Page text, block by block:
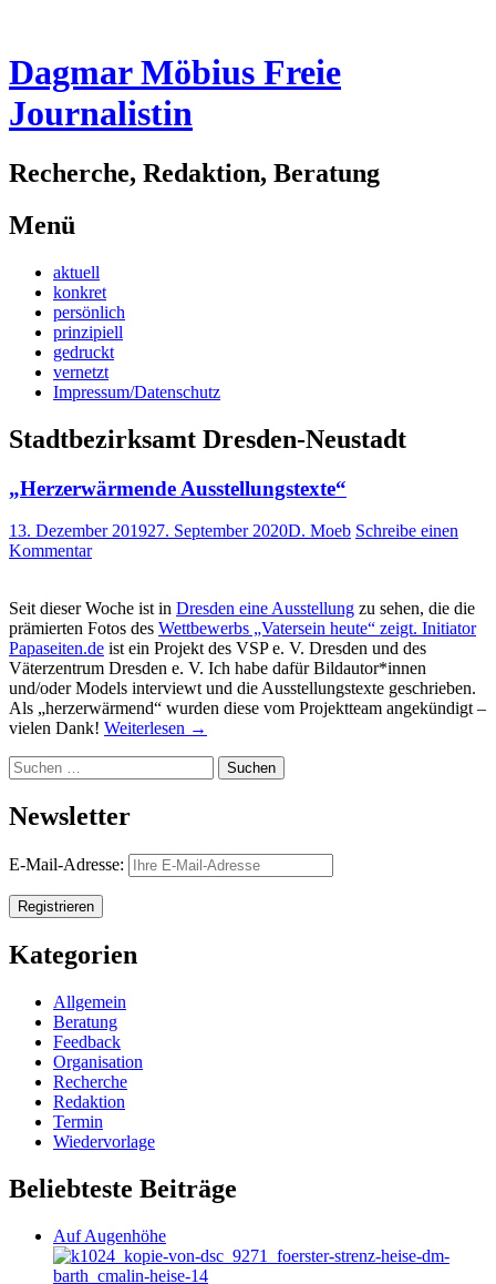
Dagmar Möbius Freie
Journalistin
Recherche, Redaktion, Beratung
Menü
Zum
Inhalt
springen
aktuell
konkret
persönlich
prinzipiell
gedruckt
vernetzt
Impressum/Datenschutz
Stadtbezirksamt Dresden-Neustadt
„Herzerwärmende Ausstellungstexte“
13. Dezember 201927. September 2020D. Moeb Schreibe einen
Kommentar
Seit dieser Woche ist in Dresden eine Ausstellung zu sehen, die die
prämierten Fotos des Wettbewerbs „Vatersein heute“ zeigt. Initiator
Papaseiten.de ist ein Projekt des VSP e. V. Dresden und des
Väterzentrum Dresden e. V. Ich habe dafür Bildautor*innen
und/oder Models interviewt und die Ausstellungstexte geschrieben.
Als „herzerwärmend“ wurden diese vom Projektteam angekündigt –
vielen Dank! Weiterlesen →
Suchen
nach:
Newsletter
E-Mail-Adresse:
Kategorien
Allgemein
Beratung
Feedback
Organisation
Recherche
Redaktion
Termin
Wiedervorlage
Beliebteste Beiträge
Auf Augenhöhe